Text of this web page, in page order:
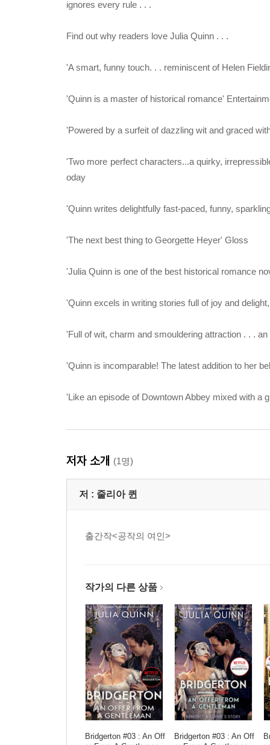
ignores every rule . . .
Find out why readers love Julia Quinn . . .
'A smart, funny touch. . . reminiscent of Helen
'Quinn is a master of historical romance'
'Powered by a surfeit of dazzling wit and graced
'Two more perfect characters...a quirky,
oday
'Quinn writes delightfully fast-paced, funny,
'The next best thing to Georgette Heyer' Gloss
'Julia Quinn is one of the best historical romance
'Quinn excels in writing stories full of joy and
'Full of wit, charm and smouldering attraction . . .
'Quinn is incomparable! The latest addition to her
'Like an episode of Downtown Abbey mixed with a
저자 소개 (1명)
저 : 줄리아 퀸
출간작<공작의 여인>
작가의 다른 상품
Bridgerton #03 : An Off
Bridgerton #03 : An Off